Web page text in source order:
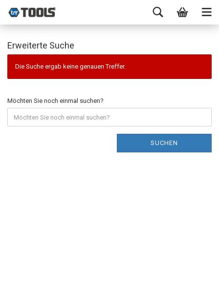
Erweiterte Suche
Die Suche ergab keine genauen Treffer.
Möchten Sie noch einmal suchen?
SUCHEN